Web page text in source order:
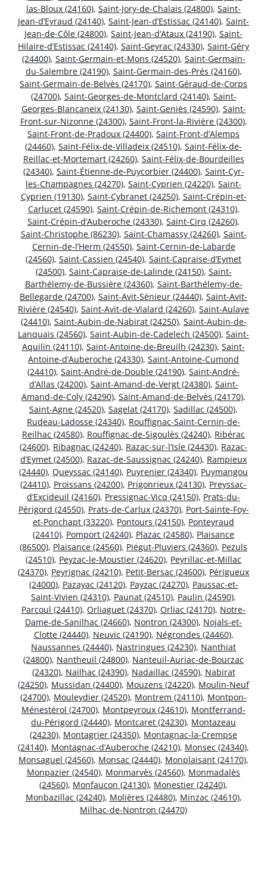
las-Bloux (24160), Saint-Jory-de-Chalais (24800), Saint-
Jean-d’Eyraud (24140), Saint-Jean-d’Estissac (24140), Saint-
Jean-de-Côle (24800), Saint-Jean-d’Ataux (24190), Saint-
Hilaire-d’Estissac (24140), Saint-Geyrac (24330), Saint-Géry
(24400), Saint-Germain-et-Mons (24520), Saint-Germain-
du-Salembre (24190), Saint-Germain-des-Prés (24160),
Saint-Germain-de-Belvès (24170), Saint-Géraud-de-Corps
(24700), Saint-Georges-de-Montclard (24140), Saint-
Georges-Blancaneix (24130), Saint-Geniès (24590), Saint-
Front-sur-Nizonne (24300), Saint-Front-la-Rivière (24300),
Saint-Front-de-Pradoux (24400), Saint-Front-d’Alemps
(24460), Saint-Félix-de-Villadeix (24510), Saint-Félix-de-
Reillac-et-Mortemart (24260), Saint-Félix-de-Bourdeilles
(24340), Saint-Étienne-de-Puycorbier (24400), Saint-Cyr-
les-Champagnes (24270), Saint-Cyprien (24220), Saint-
Cyprien (19130), Saint-Cybranet (24250), Saint-Crépin-et-
Carlucet (24590), Saint-Crépin-de-Richemont (24310),
Saint-Crépin-d’Auberoche (24330), Saint-Cirq (24260),
Saint-Christophe (86230), Saint-Chamassy (24260), Saint-
Cernin-de-l’Herm (24550), Saint-Cernin-de-Labarde
(24560), Saint-Cassien (24540), Saint-Capraise-d’Eymet
(24500), Saint-Capraise-de-Lalinde (24150), Saint-
Barthélemy-de-Bussière (24360), Saint-Barthélemy-de-
Bellegarde (24700), Saint-Avit-Sénieur (24440), Saint-Avit-
Rivière (24540), Saint-Avit-de-Vialard (24260), Saint-Aulaye
(24410), Saint-Aubin-de-Nabirat (24250), Saint-Aubin-de-
Lanquais (24560), Saint-Aubin-de-Cadelech (24500), Saint-
Aquilin (24110), Saint-Antoine-de-Breuilh (24230), Saint-
Antoine-d’Auberoche (24330), Saint-Antoine-Cumond
(24410), Saint-André-de-Double (24190), Saint-André-
d’Allas (24200), Saint-Amand-de-Vergt (24380), Saint-
Amand-de-Coly (24290), Saint-Amand-de-Belvès (24170),
Saint-Agne (24520), Sagelat (24170), Sadillac (24500),
Rudeau-Ladosse (24340), Rouffignac-Saint-Cernin-de-
Reilhac (24580), Rouffignac-de-Sigoulès (24240), Ribérac
(24600), Ribagnac (24240), Razac-sur-l’Isle (24430), Razac-
d’Eymet (24500), Razac-de-Saussignac (24240), Rampieux
(24440), Queyssac (24140), Puyrenier (24340), Puymangou
(24410), Proissans (24200), Prigonrieux (24130), Preyssac-
d’Excideuil (24160), Pressignac-Vicq (24150), Prats-du-
Périgord (24550), Prats-de-Carlux (24370), Port-Sainte-Foy-
et-Ponchapt (33220), Pontours (24150), Ponteyraud
(24410), Pomport (24240), Plazac (24580), Plaisance
(86500), Plaisance (24560), Piégut-Pluviers (24360), Pezuls
(24510), Peyzac-le-Moustier (24620), Peyrillac-et-Millac
(24370), Peyrignac (24210), Petit-Bersac (24600), Périgueux
(24000), Pazayac (24120), Payzac (24270), Paussac-et-
Saint-Vivien (24310), Paunat (24510), Paulin (24590),
Parcoul (24410), Orliaguet (24370), Orliac (24170), Notre-
Dame-de-Sanilhac (24660), Nontron (24300), Nojals-et-
Clotte (24440), Neuvic (24190), Négrondes (24460),
Naussannes (24440), Nastringues (24230), Nanthiat
(24800), Nantheuil (24800), Nanteuil-Auriac-de-Bourzac
(24320), Nailhac (24390), Nadaillac (24590), Nabirat
(24250), Mussidan (24400), Mouzens (24220), Moulin-Neuf
(24700), Mouleydier (24520), Montrem (24110), Montpon-
Ménestérol (24700), Montpeyroux (24610), Montferrand-
du-Périgord (24440), Montcaret (24230), Montazeau
(24230), Montagrier (24350), Montagnac-la-Crempse
(24140), Montagnac-d’Auberoche (24210), Monsec (24340),
Monsaguel (24560), Monsac (24440), Monplaisant (24170),
Monpazier (24540), Monmarvès (24560), Monmadalès
(24560), Monfaucon (24130), Monestier (24240),
Monbazillac (24240), Molières (24480), Minzac (24610),
Milhac-de-Nontron (24470)